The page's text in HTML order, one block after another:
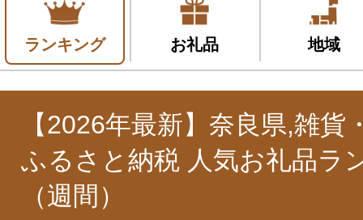
ランキング お礼品 地域
【2026年最新】奈良県,雑貨
ふるさと納税 人気お礼品ラ
（週間）